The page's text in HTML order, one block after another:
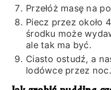
Przełóż masę na
Piecz przez około
środku może
ale tak ma być.
Ciasto ostudź, a
lodówce przez noc.